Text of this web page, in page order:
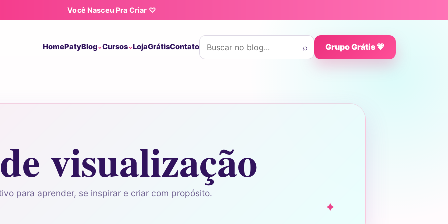
Você Nasceu Pra Criar ♡
HomePatyBlog Cursos LojaGrátisContato
Buscar por:
⌕ Grupo Grátis 💗
visualização
para aprender, se inspirar e criar com propósito.